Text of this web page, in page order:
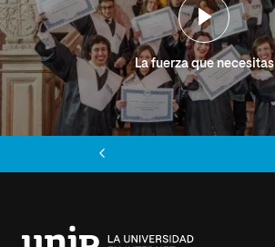
La fuerza que necesitas